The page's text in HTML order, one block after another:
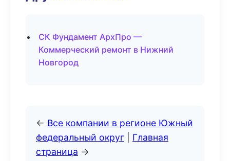
СК Фундамент АрхПро —
Коммерческий ремонт в Нижний
Новгород
← Все компании в регионе Южный
федеральный округ
Главная
страница →